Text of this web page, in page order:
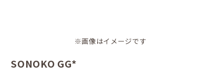
※画像はイメージです
SONOKO GG*